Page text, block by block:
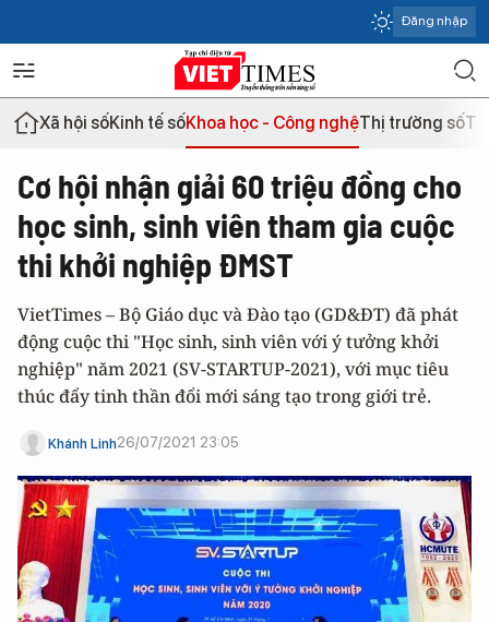
Đăng nhập
Xã hội sốKinh tế sốKhoa học - Công nghệThị trường số
Cơ hội nhận giải 60 triệu đồng cho
học sinh, sinh viên tham gia cuộc
thi khởi nghiệp ĐMST
VietTimes – Bộ Giáo dục và Đào tạo (GD&ĐT) đã phát
động cuộc thi "Học sinh, sinh viên với ý tưởng khởi
nghiệp" năm 2021 (SV-STARTUP-2021), với mục tiêu
thúc đẩy tinh thần đổi mới sáng tạo trong giới trẻ.
Khánh Linh26/07/2021 23:05